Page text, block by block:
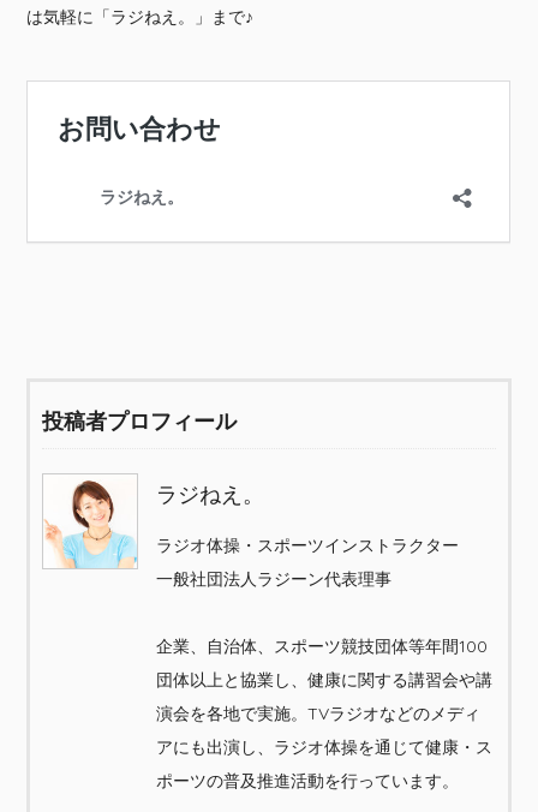
は気軽に「ラジねえ。」まで♪
投稿者プロフィール
ラジねえ。
ラジオ体操・スポーツインストラクター
一般社団法人ラジーン代表理事
企業、自治体、スポーツ競技団体等年間100
団体以上と協業し、健康に関する講習会や講
演会を各地で実施。TVラジオなどのメディ
アにも出演し、ラジオ体操を通じて健康・ス
ポーツの普及推進活動を行っています。